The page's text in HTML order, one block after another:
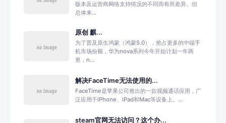
版本及运营商网络支持情况的不同而有所差异。但
总体来...
原创 麒...
为了普及原生鸿蒙（鸿蒙5.0），抢占更多的中端手
机市场份额，华为nova系列今年开始计划一年两
更，n...
解决FaceTime无法使用的...
FaceTime是苹果公司推出的一款视频通话应用，广
泛应用于iPhone、iPad和Mac等设备上。...
steam官网无法访问？这个办...